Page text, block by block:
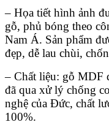
– Họa tiết hình ảnh
gỗ, phủ bóng theo
Nam Á. Sản phẩm
đẹp, dễ lau chùi,
– Chất liệu: gỗ MDF
đã qua xử lý chống
nghệ của Đức, chất
100%.